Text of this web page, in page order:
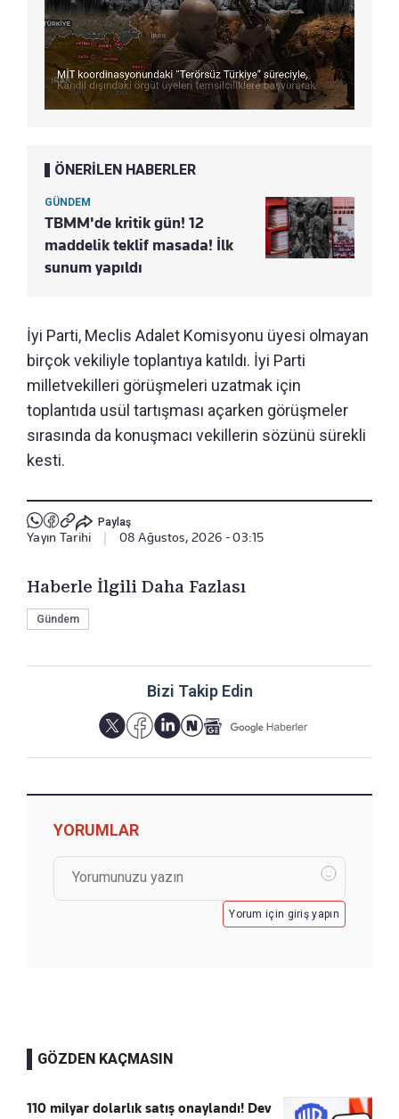
ÖNERİLEN HABERLER
GÜNDEM
TBMM'de kritik gün! 12
maddelik teklif masada! İlk
sunum yapıldı
İyi Parti, Meclis Adalet Komisyonu üyesi olmayan
birçok vekiliyle toplantıya katıldı. İyi Parti
milletvekilleri görüşmeleri uzatmak için
toplantıda usül tartışması açarken görüşmeler
sırasında da konuşmacı vekillerin sözünü sürekli
kesti.
Paylaş
Yayın Tarihi 08 Ağustos, 2026 - 03:15
Haberle İlgili Daha Fazlası
Gündem
Bizi Takip Edin
YORUMLAR
Yorum için giriş yapın
GÖZDEN KAÇMASIN
110 milyar dolarlık satış onaylandı! Dev